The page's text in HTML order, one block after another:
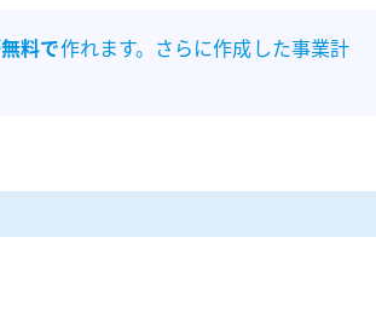
料で作れます。さらに作成した事業計